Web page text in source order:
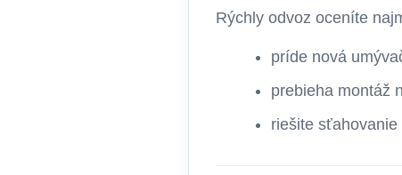
Rýchly odvoz oceníte
príde nová
prebieha montáž
riešite